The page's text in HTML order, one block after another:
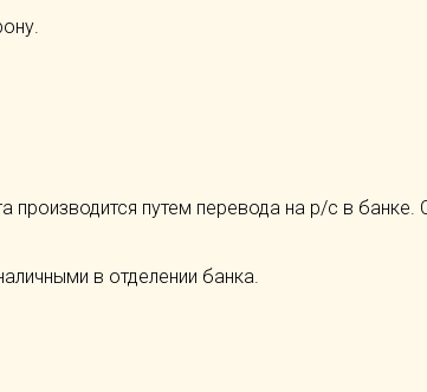
производится путем перевода на р/с в
в отделении банка.